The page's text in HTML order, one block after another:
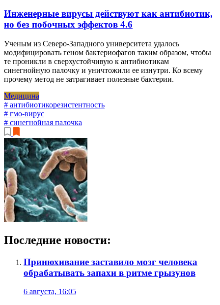
Инженерные вирусы действуют как антибиотик,
но без побочных эффектов 4.6
Ученым из Северо-Западного университета удалось
модифицировать геном бактериофагов таким образом, чтобы
те проникли в сверхустойчивую к антибиотикам
синегнойную палочку и уничтожили ее изнутри. Ко всему
прочему метод не затрагивает полезные бактерии.
Медицина
# антибиотикорезистентность
# гмо-вирус
# синегнойная палочка
Последние новости:
Принюхивание заставило мозг человека
обрабатывать запахи в ритме грызунов
6 августа, 16:05